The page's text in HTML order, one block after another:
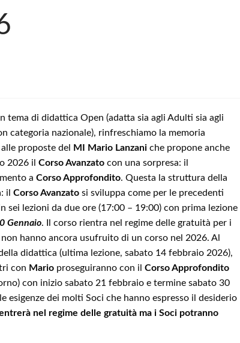
tema di didattica Open (adatta sia agli Adulti sia agli
categoria nazionale), rinfreschiamo la memoria
proposte del
MI Mario Lanzani che propone anche
2026 il Corso Avanzato con una sorpresa: il
a Corso Approfondito. Questa la struttura della
il Corso Avanzato si sviluppa come per le precedenti
sei lezioni da due ore (17:00 – 19:00) con prima lezione
Gennaio. Il corso rientra nel regime delle gratuità per i
hanno ancora usufruito di un corso nel 2026. Al
didattica (ultima lezione, sabato 14 febbraio 2026),
con Mario proseguiranno con il Corso Approfondito
con inizio sabato 21 febbraio e termine sabato 30
esigenze dei molti Soci che hanno espresso il desiderio
nel regime delle gratuità ma i Soci potranno